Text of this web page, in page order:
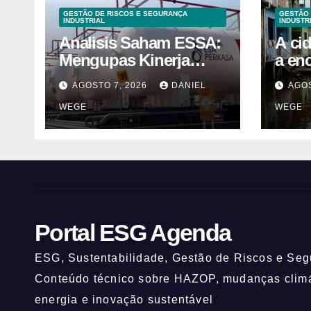
GESTÃO DE RISCOS E SEGURANÇA
INDUSTRIAL
Analisis Saham ESSA:
Mengupas Kinerja
Keuangan ESSA
Semester I 2026
AGOSTO 7, 2026 DANIEL
WEGE
GESTÃO
A
a
são
há
a
é
WEGE
Portal ESG Agenda
ESG, Sustentabilidade, Gestão de Riscos e
Conteúdo técnico sobre HAZOP, mudanças
energia e inovação sustentável